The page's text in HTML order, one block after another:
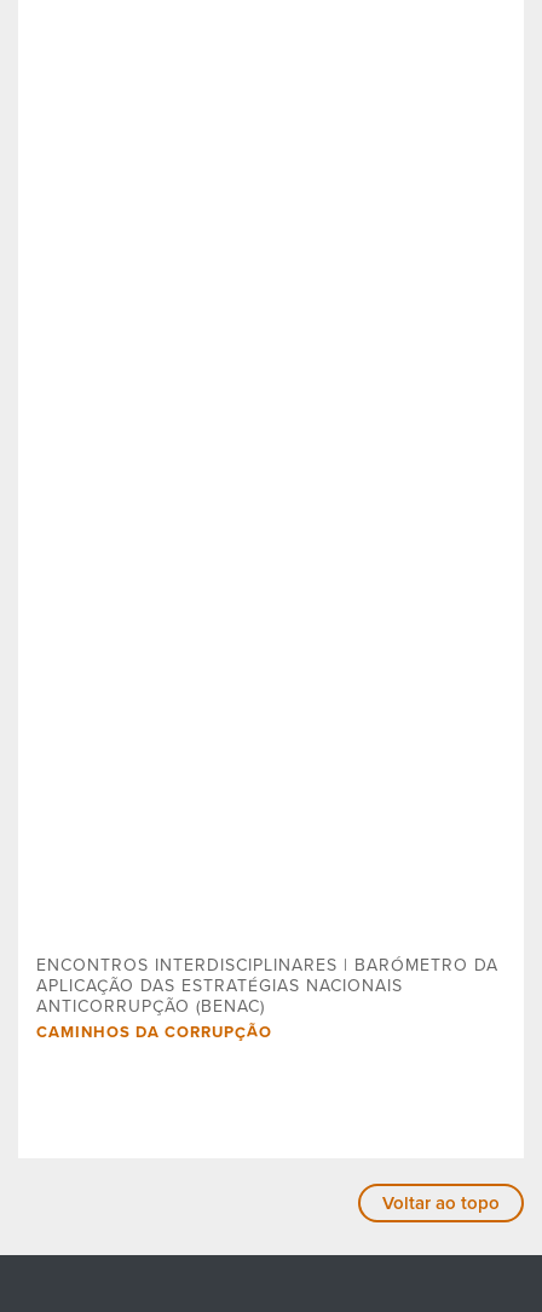
ENCONTROS INTERDISCIPLINARES | BARÓMETRO DA
APLICAÇÃO DAS ESTRATÉGIAS NACIONAIS
ANTICORRUPÇÃO (BENAC)
CAMINHOS DA CORRUPÇÃO
Voltar ao topo